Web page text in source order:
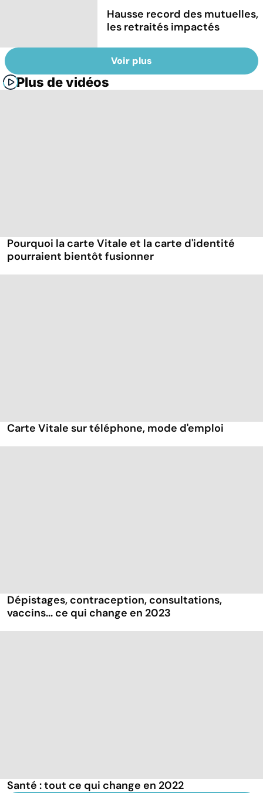
Hausse record des mutuelles,
les retraités impactés
Voir plus
Plus de vidéos
Pourquoi la carte Vitale et la carte d'identité
pourraient bientôt fusionner
Carte Vitale sur téléphone, mode d'emploi
Dépistages, contraception, consultations,
vaccins... ce qui change en 2023
Santé : tout ce qui change en 2022